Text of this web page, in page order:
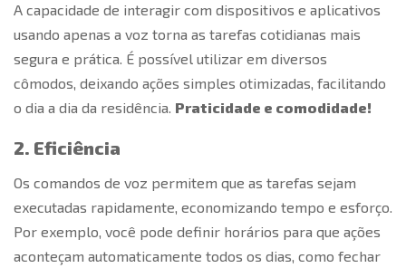
A capacidade de interagir com dispositivos e aplicativos
usando apenas a voz torna as tarefas cotidianas mais
segura e prática. É possível utilizar em diversos
cômodos, deixando ações simples otimizadas, facilitando
o dia a dia da residência. Praticidade e comodidade!
2. Eficiência
Os comandos de voz permitem que as tarefas sejam
executadas rapidamente, economizando tempo e esforço.
Por exemplo, você pode definir horários para que ações
aconteçam automaticamente todos os dias, como fechar